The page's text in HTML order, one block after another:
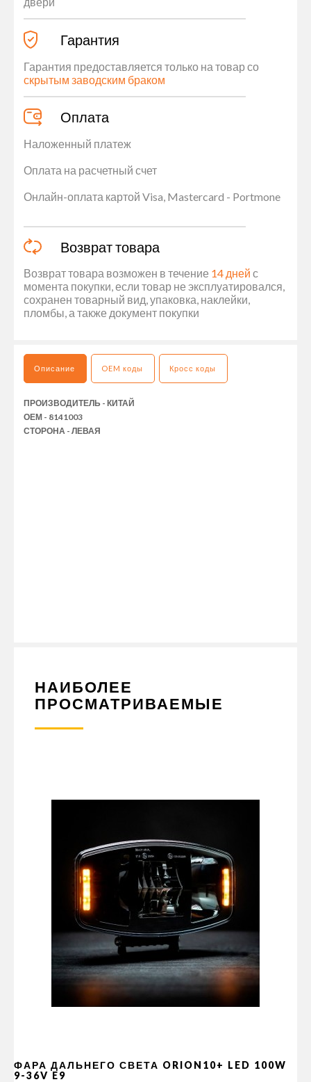
Гарантия
Гарантия предоставляется только на товар со
скрытым заводским браком
Оплата
Наложенный платеж
Оплата на расчетный счет
Онлайн-оплата картой Visa, Mastercard - Portmone
Возврат товара
Возврат товара возможен в течение 14 дней с
момента покупки, если товар не эксплуатировался,
сохранен товарный вид, упаковка, наклейки,
пломбы, а также документ покупки
Описание OEM коды Кросс коды
ПРОИЗВОДИТЕЛЬ - КИТАЙ
ОЕМ - 8141003
СТОРОНА - ЛЕВАЯ
НАИБОЛЕЕ
ПРОСМАТРИВАЕМЫЕ
ФАРА ДАЛЬНЕГО СВЕТА ORION10+ LED 100W
9-36V E9